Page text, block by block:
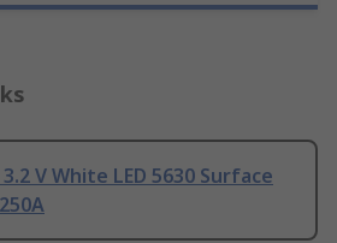
V White LED 5630 Surface